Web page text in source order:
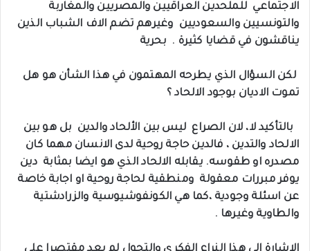
الاجتماعي للملحدين العراقيين والمصريين والمغاربة
والتونسيين والسعوديين وغيرهم تضم الاف الشباب الذين
يناقشون في قضايا كثيرة . بحرية
‏‎ لكن السؤال الذي يطرحه المهتمون في هذا الشأن هو هل
تموت الاديان بوجود الالحاد ؟
‏‎ بالتأكيد لا، لان الصراع ليس بين الألحاد والدين بل هو بين
الالحاد والتدين ، فالدين حاجة روحية لدى الانسان مهما كان
مصدره او طقوسه. يقابله الالحاد الذي هو ايضا بمثابة دين
يوفر مبررات معقولة ومنطقية لحاجة روحية او اجابة خاصة
عن اسئلة وجودية ،كما هي الكونفوشيوسية والزرادشتية
والطاوية وغيرها .